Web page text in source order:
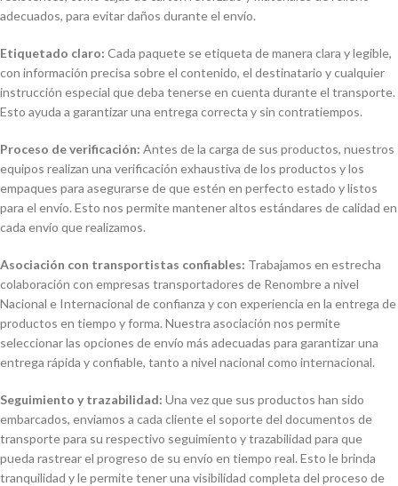
adecuados, para evitar daños durante el envío.
Etiquetado claro: Cada paquete se etiqueta de manera clara y legible,
con información precisa sobre el contenido, el destinatario y cualquier
instrucción especial que deba tenerse en cuenta durante el transporte.
Esto ayuda a garantizar una entrega correcta y sin contratiempos.
Proceso de verificación: Antes de la carga de sus productos, nuestros
equipos realizan una verificación exhaustiva de los productos y los
empaques para asegurarse de que estén en perfecto estado y listos
para el envío. Esto nos permite mantener altos estándares de calidad en
cada envío que realizamos.
Asociación con transportistas confiables: Trabajamos en estrecha
colaboración con empresas transportadores de Renombre a nivel
Nacional e Internacional de confianza y con experiencia en la entrega de
productos en tiempo y forma. Nuestra asociación nos permite
seleccionar las opciones de envío más adecuadas para garantizar una
entrega rápida y confiable, tanto a nivel nacional como internacional.
Seguimiento y trazabilidad: Una vez que sus productos han sido
embarcados, enviamos a cada cliente el soporte del documentos de
transporte para su respectivo seguimiento y trazabilidad para que
pueda rastrear el progreso de su envío en tiempo real. Esto le brinda
tranquilidad y le permite tener una visibilidad completa del proceso de